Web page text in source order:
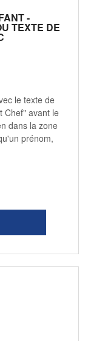
-
TEXTE DE
le texte de
Chef" avant le
dans la zone
prénom,